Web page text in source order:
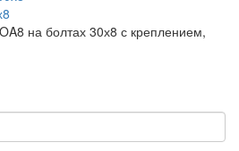
на болтах 30х8 с креплением,